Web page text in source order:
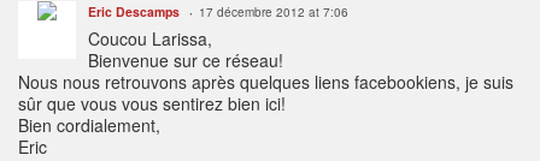
Eric Descamps 17 décembre 2012 at 7:06
Coucou Larissa,
Bienvenue sur ce réseau!
Nous nous retrouvons après quelques liens facebookiens, je suis
sûr que vous vous sentirez bien ici!
Bien cordialement,
Eric